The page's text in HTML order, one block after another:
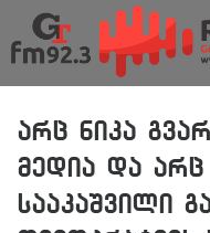
არც ნიკა
მედია და არც
სააკაშვილი